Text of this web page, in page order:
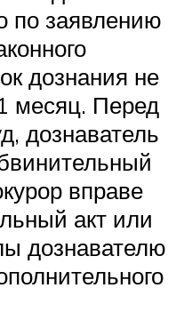
по заявлению
дознания не
месяц. Перед
дознаватель
вправе
акт или
дознавателю